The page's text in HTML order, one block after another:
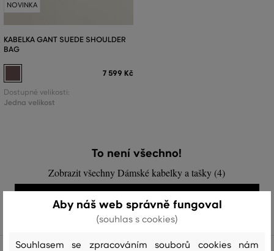
NOVINKA
KABELKA GANT SUEDE SHOULDER
BAG
7 599 Kč
Dostupné velikosti:
Jedna velikost
To není všechno!
Zobrazit všechny Dámské kabelky a tašky (4)
DÁMSKÉ KABELKY A TAŠKY (4)
Aby náš web správně fungoval
(souhlas s cookies)
Souhlasem se zpracováním souborů cookies nám